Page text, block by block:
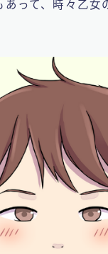
あって、時々乙女